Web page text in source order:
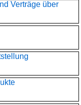
Verträge über